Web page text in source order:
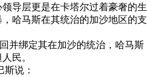
导层更是在卡塔尔过着豪奢的生
哈马斯在其统治的加沙地区的支
并绑定其在加沙的统治，哈马斯
民。
说：